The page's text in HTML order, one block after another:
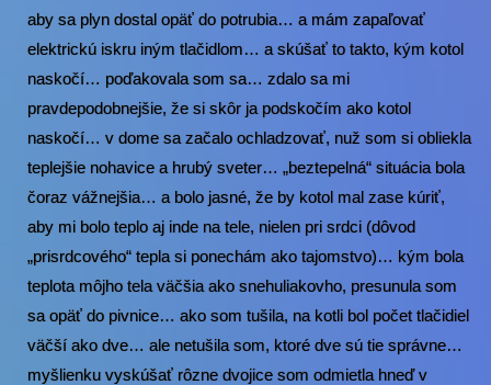
aby sa plyn dostal opäť do potrubia… a mám zapaľovať
elektrickú iskru iným tlačidlom… a skúšať to takto, kým kotol
naskočí… poďakovala som sa… zdalo sa mi
pravdepodobnejšie, že si skôr ja podskočím ako kotol
naskočí… v dome sa začalo ochladzovať, nuž som si obliekla
teplejšie nohavice a hrubý sveter… „beztepelná“ situácia bola
čoraz vážnejšia… a bolo jasné, že by kotol mal zase kúriť,
aby mi bolo teplo aj inde na tele, nielen pri srdci (dôvod
„prisrdcového“ tepla si ponechám ako tajomstvo)… kým bola
teplota môjho tela väčšia ako snehuliakovho, presunula som
sa opäť do pivnice… ako som tušila, na kotli bol počet tlačidiel
väčší ako dve… ale netušila som, ktoré dve sú tie správne…
myšlienku vyskúšať rôzne dvojice som odmietla hneď v